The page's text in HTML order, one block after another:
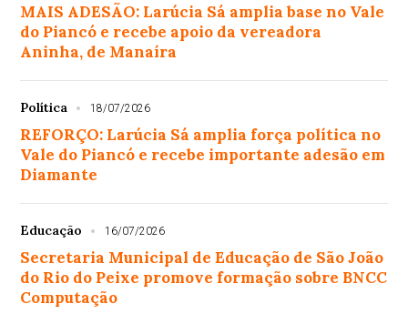
MAIS ADESÃO: Larúcia Sá amplia base no Vale
do Piancó e recebe apoio da vereadora
Aninha, de Manaíra
Política 18/07/2026
REFORÇO: Larúcia Sá amplia força política no
Vale do Piancó e recebe importante adesão em
Diamante
Educação 16/07/2026
Secretaria Municipal de Educação de São João
do Rio do Peixe promove formação sobre BNCC
Computação